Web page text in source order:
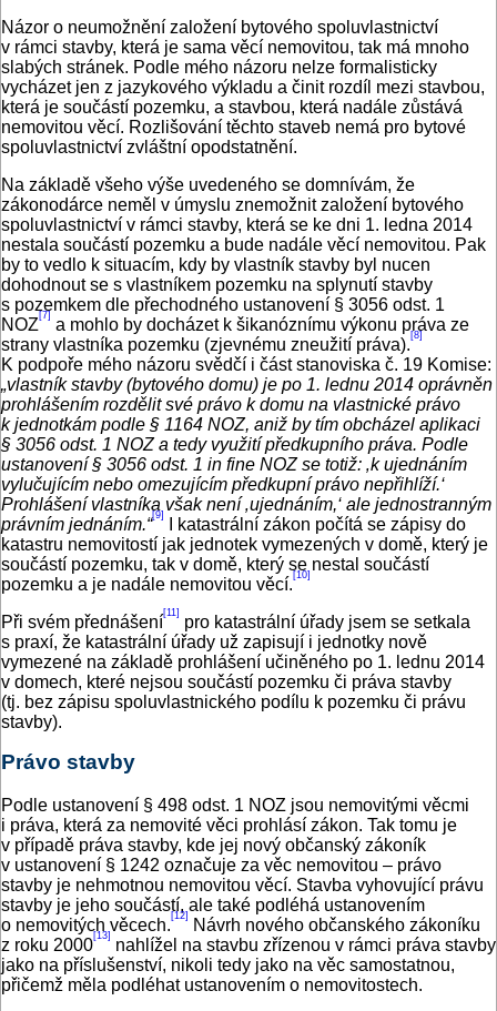
Názor o neumožnění založení bytového spoluvlastnictví
v rámci stavby, která je sama věcí nemovitou, tak má mnoho
slabých stránek. Podle mého názoru nelze formalisticky
vycházet jen z jazykového výkladu a činit rozdíl mezi stavbou,
která je součástí pozemku, a stavbou, která nadále zůstává
nemovitou věcí. Rozlišování těchto staveb nemá pro bytové
spoluvlastnictví zvláštní opodstatnění.
Na základě všeho výše uvedeného se domnívám, že
zákonodárce neměl v úmyslu znemožnit založení bytového
spoluvlastnictví v rámci stavby, která se ke dni 1. ledna 2014
nestala součástí pozemku a bude nadále věcí nemovitou. Pak
by to vedlo k situacím, kdy by vlastník stavby byl nucen
dohodnout se s vlastníkem pozemku na splynutí stavby
s pozemkem dle přechodného ustanovení § 3056 odst. 1
NOZ [7] a mohlo by docházet k šikanóznímu výkonu práva ze
strany vlastníka pozemku (zjevnému zneužití práva). [8]
K podpoře mého názoru svědčí i část stanoviska č. 19 Komise:
„vlastník stavby (bytového domu) je po 1. lednu 2014 oprávněn
prohlášením rozdělit své právo k domu na vlastnické právo
k jednotkám podle § 1164 NOZ, aniž by tím obcházel aplikaci
§ 3056 odst. 1 NOZ a tedy využití předkupního práva. Podle
ustanovení § 3056 odst. 1 in fine NOZ se totiž: ‚k ujednáním
vylučujícím nebo omezujícím předkupní právo nepřihlíží.‘
Prohlášení vlastníka však není ‚ujednáním,‘ ale jednostranným
právním jednáním.“[9]
I katastrální zákon počítá se zápisy do
katastru nemovitostí jak jednotek vymezených v domě, který je
součástí pozemku, tak v domě, který se nestal součástí
pozemku a je nadále nemovitou věcí. [10]
Při svém přednášení[11]
pro katastrální úřady jsem se setkala
s praxí, že katastrální úřady už zapisují i jednotky nově
vymezené na základě prohlášení učiněného po 1. lednu 2014
v domech, které nejsou součástí pozemku či práva stavby
(tj. bez zápisu spoluvlastnického podílu k pozemku či právu
stavby).
Právo stavby
Podle ustanovení § 498 odst. 1 NOZ jsou nemovitými věcmi
i práva, která za nemovité věci prohlásí zákon. Tak tomu je
v případě práva stavby, kde jej nový občanský zákoník
v ustanovení § 1242 označuje za věc nemovitou – právo
stavby je nehmotnou nemovitou věcí. Stavba vyhovující právu
stavby je jeho součástí, ale také podléhá ustanovením
o nemovitých věcech. [12]
Návrh nového občanského zákoníku
z roku 2000[13]
nahlížel na stavbu zřízenou v rámci práva stavby
jako na příslušenství, nikoli tedy jako na věc samostatnou,
přičemž měla podléhat ustanovením o nemovitostech.